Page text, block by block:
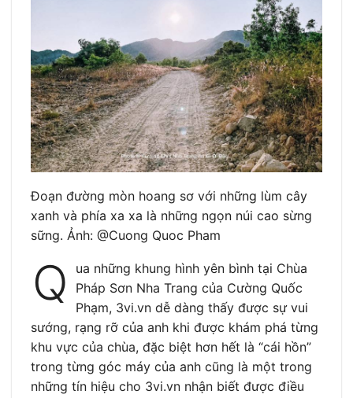
Đoạn đường mòn hoang sơ với những lùm cây
xanh và phía xa xa là những ngọn núi cao sừng
sững. Ảnh: @Cuong Quoc Pham
Q
ua những khung hình yên bình tại Chùa
Pháp Sơn Nha Trang của Cường Quốc
Phạm, 3vi.vn dễ dàng thấy được sự vui
sướng, rạng rỡ của anh khi được khám phá từng
khu vực của chùa, đặc biệt hơn hết là “cái hồn”
trong từng góc máy của anh cũng là một trong
những tín hiệu cho 3vi.vn nhận biết được điều